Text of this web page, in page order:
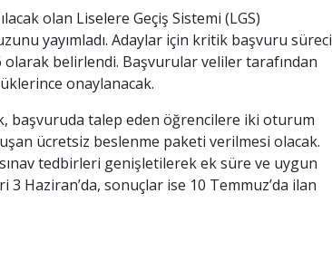
olan Liselere Geçiş Sistemi (LGS)
yayımladı. Adaylar için kritik başvuru süreci
belirlendi. Başvurular veliler tarafından
onaylanacak.
başvuruda talep eden öğrencilere iki oturum
ücretsiz beslenme paketi verilmesi olacak.
tedbirleri genişletilerek ek süre ve uygun
3 Haziran’da, sonuçlar ise 10 Temmuz’da ilan